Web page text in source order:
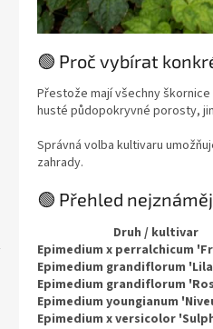
🟢 Proč vybírat
Přestože mají všechny
husté půdopokryvné porosty,
Správná volba kultivaru
zahrady.
🟢 Přehled
Druh / kultivar
Epimedium x perralchicum
Epimedium grandiflorum
Epimedium grandiflorum
Epimedium youngianum
Epimedium x versicolor